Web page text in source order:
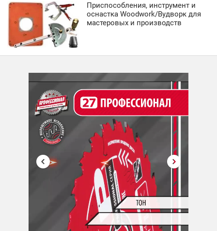
Приспособления, инструмент и
оснастка Woodwork/Вудворк для
мастеровых и производств